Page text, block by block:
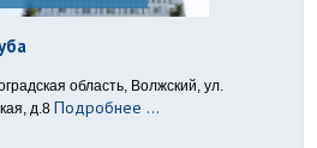
область, Волжский, ул.
д.8 Подробнее ...